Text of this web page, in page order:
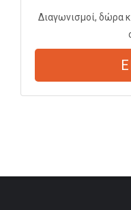
Διαγωνισμοί, δώρα